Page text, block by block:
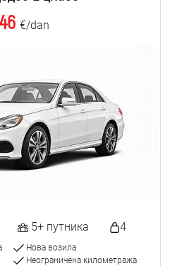
46 €/dan
5+ путника 4
Нова возила
Неограничена километража